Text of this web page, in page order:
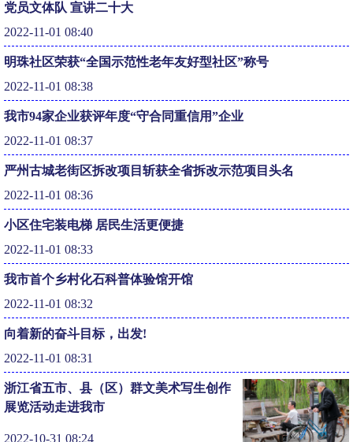
党员文体队 宣讲二十大
2022-11-01 08:40
明珠社区荣获“全国示范性老年友好型社区”称号
2022-11-01 08:38
我市94家企业获评年度“守合同重信用”企业
2022-11-01 08:37
严州古城老街区拆改项目斩获全省拆改示范项目头名
2022-11-01 08:36
小区住宅装电梯 居民生活更便捷
2022-11-01 08:33
我市首个乡村化石科普体验馆开馆
2022-11-01 08:32
向着新的奋斗目标，出发!
2022-11-01 08:31
浙江省五市、县（区）群文美术写生创作
展览活动走进我市
2022-10-31 08:24